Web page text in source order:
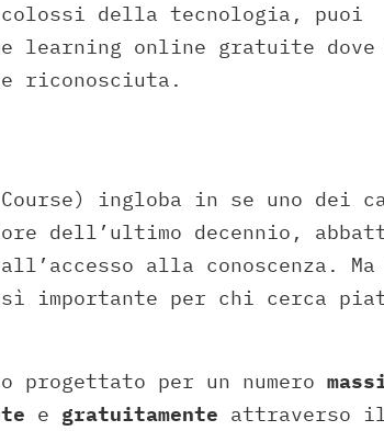
della tecnologia, puoi
learning online gratuite dove
riconosciuta.
ingloba in se uno dei
dell’ultimo decennio,
alla conoscenza. Ma
importante per chi cerca
progettato per un numero
e gratuitamente attraverso il